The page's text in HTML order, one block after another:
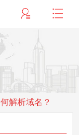
解析域名？